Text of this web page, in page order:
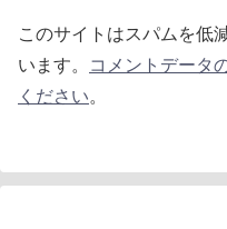
このサイトはスパムを低
います。
コメントデータ
ください。